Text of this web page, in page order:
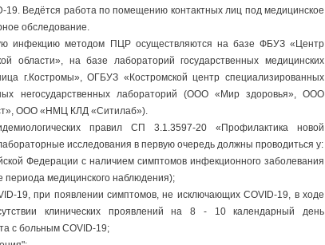
19. Ведётся работа по помещению контактных лиц под медицинское
обследование.
инфекцию методом ПЦР осуществляются на базе ФБУЗ «Центр
области», на базе лабораторий государственных медицинских
г.Костромы», ОГБУЗ «Костромской центр специализированных
негосударственных лабораторий (ООО «Мир здоровья», ООО
ООО «НМЦ КЛД «Ситилаб»).
правил СП 3.1.3597-20 «Профилактика новой
исследования в первую очередь должны проводиться у:
Федерации с наличием симптомов инфекционного заболевания
периода медицинского наблюдения);
19, при появлении симптомов, не исключающих COVID-19, в ходе
клинических проявлений на 8 - 10 календарный день
с больным COVID-19;